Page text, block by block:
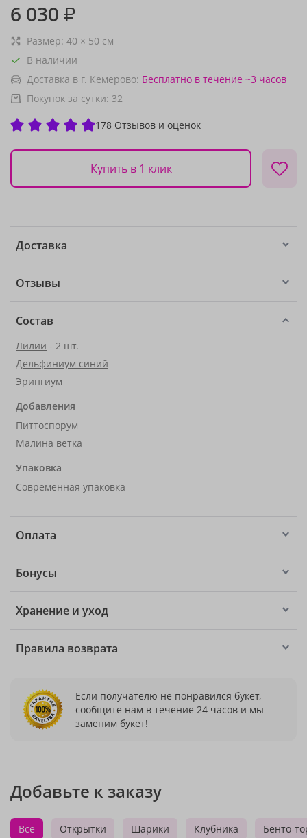
6 030 ₽
Размер: 40 × 50 см
В наличии
Доставка в г. Кемерово: Бесплатно в течение ~3 часов
Покупок за сутки: 32
178 Отзывов и оценок
Купить в 1 клик
Доставка
Отзывы
Состав
Лилии - 2 шт.
Дельфиниум синий
Эрингиум
Добавления
Питтоспорум
Малина ветка
Упаковка
Современная упаковка
Оплата
Бонусы
Хранение и уход
Правила возврата
Если получателю не понравился букет,
сообщите нам в течение 24 часов и мы
заменим букет!
Добавьте к заказу
Все Открытки Шарики Клубника Бенто-